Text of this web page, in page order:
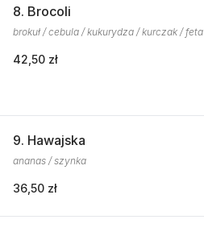
8. Brocoli
brokuł / cebula / kukurydza / kurczak / feta
42,50 zł
9. Hawajska
ananas / szynka
36,50 zł